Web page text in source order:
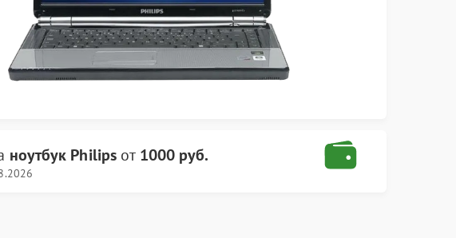
ноутбук Philips от 1000 руб.